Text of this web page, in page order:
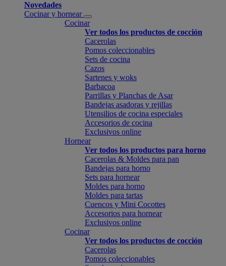
Novedades
Cocinar y hornear
Cocinar
Ver todos los productos de cocción
Cacerolas
Pomos coleccionables
Sets de cocina
Cazos
Sartenes y woks
Barbacoa
Parrillas y Planchas de Asar
Bandejas asadoras y rejillas
Utensilios de cocina especiales
Accesorios de cocina
Exclusivos online
Hornear
Ver todos los productos para horno
Cacerolas & Moldes para pan
Bandejas para horno
Sets para hornear
Moldes para horno
Moldes para tartas
Cuencos y Mini Cocottes
Accesorios para hornear
Exclusivos online
Cocinar
Ver todos los productos de cocción
Cacerolas
Pomos coleccionables